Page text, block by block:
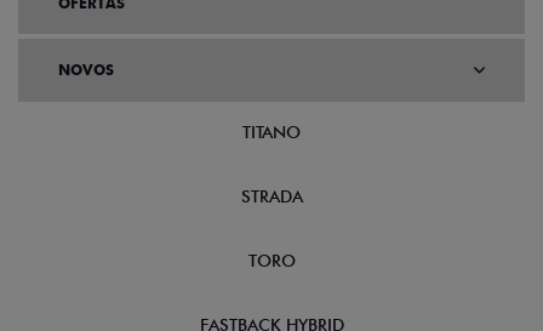
NOVOS
TITANO
STRADA
TORO
FASTBACK HYBRID